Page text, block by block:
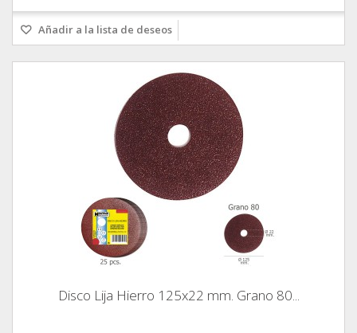
Añadir a la lista de deseos
Disco Lija Hierro 125x22 mm. Grano 80...